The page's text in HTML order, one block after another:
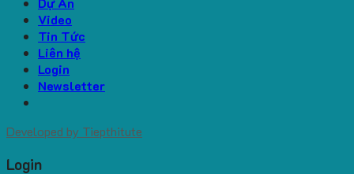
Video
Tin Tức
Liên hệ
Login
Newsletter
Developed by Tiepthitute
Login